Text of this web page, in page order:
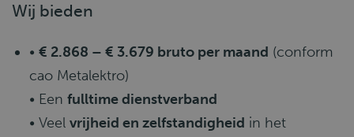
Wij bieden
• € 2.868 – € 3.679 bruto per maand (conform
cao Metalektro)
• Een fulltime dienstverband
• Veel vrijheid en zelfstandigheid in het